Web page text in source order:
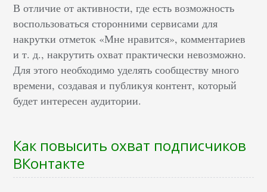
В отличие от активности, где есть возможность
воспользоваться сторонними сервисами для
накрутки отметок «Мне нравится», комментариев
и т. д., накрутить охват практически невозможно.
Для этого необходимо уделять сообществу много
времени, создавая и публикуя контент, который
будет интересен аудитории.
Как повысить охват подписчиков
ВКонтакте